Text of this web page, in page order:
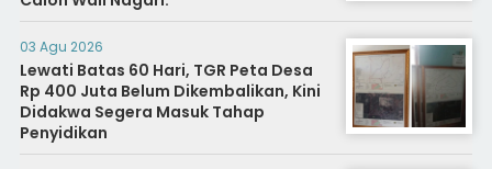
03 Agu 2026
Lewati Batas 60 Hari, TGR Peta Desa
Rp 400 Juta Belum Dikembalikan, Kini
Didakwa Segera Masuk Tahap
Penyidikan